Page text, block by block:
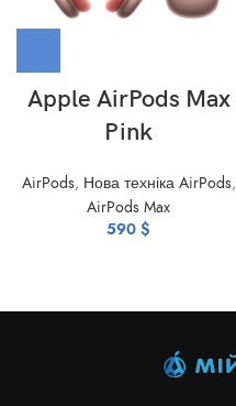
Apple AirPods Max
Pink
AirPods, Нова техніка AirPods,
AirPods Max
590 $